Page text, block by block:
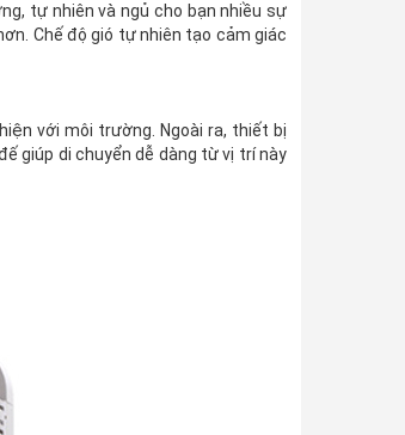
tự nhiên và ngủ cho bạn nhiều sự
Chế độ gió tự nhiên tạo cảm giác
với môi trường. Ngoài ra, thiết bị
giúp di chuyển dễ dàng từ vị trí này